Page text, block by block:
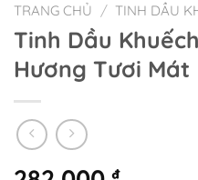
TRANG CHỦ / TINH DẦU
Tinh Dầu
Hương Tươi Mát
₫